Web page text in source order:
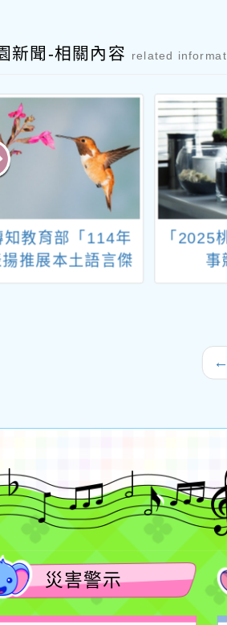
新聞-相關內容 related
知教育部「114年
揚推展本土語言傑
「2025
事
←
災害警示